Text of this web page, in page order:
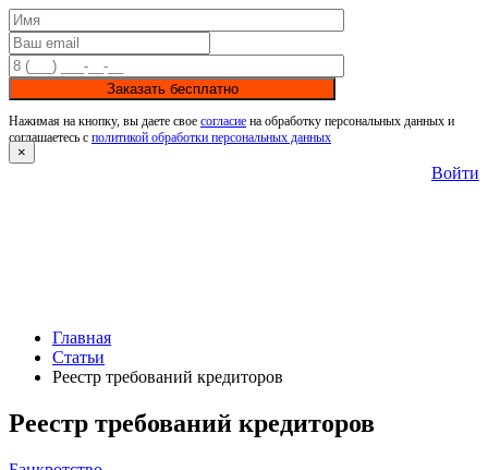
Заказать бесплатно
Нажимая на кнопку, вы даете свое согласие на обработку персональных данных и
соглашаетесь с политикой обработки персональных данных
×
Войти
Главная
Статьи
Реестр требований кредиторов
Реестр требований кредиторов